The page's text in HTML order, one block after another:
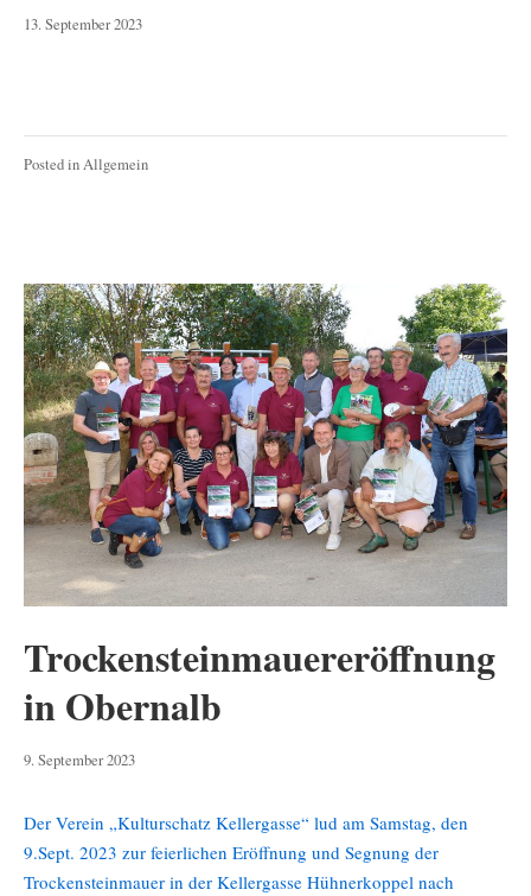
13. September 202313.
Posted inAllgemein
Trockensteinmauereröffnung
in Obernalb
9. September 202311.
Der Verein „Kulturschatz Kellergasse“ lud am Samstag, den
9.Sept. 2023 zur feierlichen Eröffnung und Segnung der
Trockensteinmauer in der Kellergasse Hühnerkoppel nach